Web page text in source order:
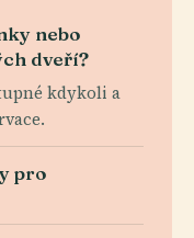
nebo
dveří?
kdykoli a
pro